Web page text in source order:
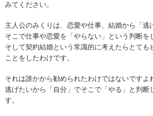
みてください。
主人公のみくりは、恋愛や仕事、結婚から「逃
そこで仕事や恋愛を「やらない」という判断を
そして契約結婚という常識的に考えたらとても
ことをしたわけです。
それは誰かから勧められたわけではないですよ
逃げたいから「自分」でそこで「やる」と判断
す。